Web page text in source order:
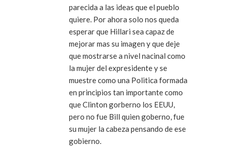
parecida a las ideas que el pueblo
quiere. Por ahora solo nos queda
esperar que Hillari sea capaz de
mejorar mas su imagen y que deje
que mostrarse a nivel nacinal como
la mujer del expresidente y se
muestre como una Politica formada
en principios tan importante como
que Clinton gorberno los EEUU,
pero no fue Bill quien goberno, fue
su mujer la cabeza pensando de ese
gobierno.